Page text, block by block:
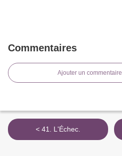
Commentaires
Ajouter un commentaire
< 41. L'Échec.